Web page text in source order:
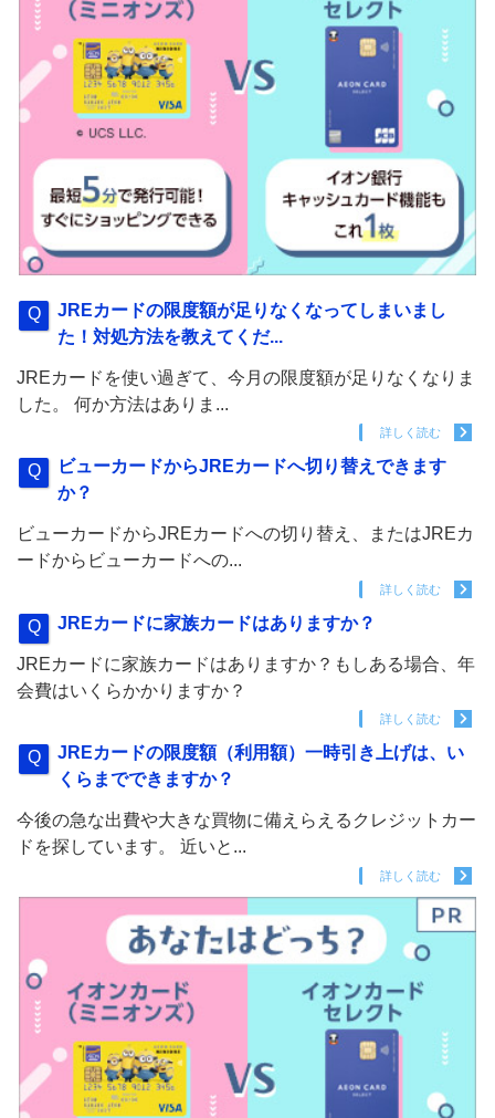
JREカードの限度額が足りなくなってしまいまし
た！対処方法を教えてくだ...
JREカードを使い過ぎて、今月の限度額が足りなくなりま
した。 何か方法はありま...
詳しく読む
ビューカードからJREカードへ切り替えできます
か？
ビューカードからJREカードへの切り替え、またはJREカ
ードからビューカードへの...
詳しく読む
JREカードに家族カードはありますか？
JREカードに家族カードはありますか？もしある場合、年
会費はいくらかかりますか？
詳しく読む
JREカードの限度額（利用額）一時引き上げは、い
くらまでできますか？
今後の急な出費や大きな買物に備えらえるクレジットカー
ドを探しています。 近いと...
詳しく読む